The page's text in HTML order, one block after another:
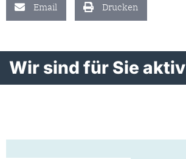
Email Drucken
Wir sind für Sie aktiv